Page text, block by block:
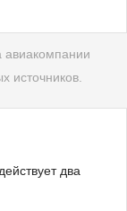
авиакомпании
источников.
два